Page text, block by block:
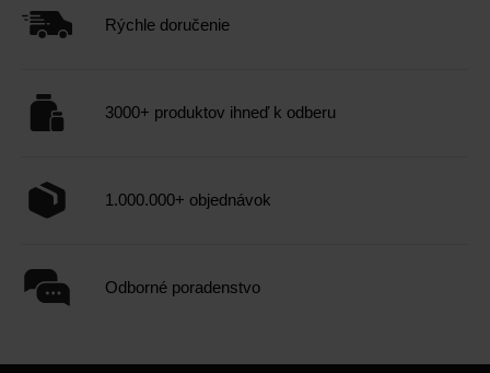
Rýchle doručenie
3000+ produktov ihneď k odberu
1.000.000+ objednávok
Odborné poradenstvo